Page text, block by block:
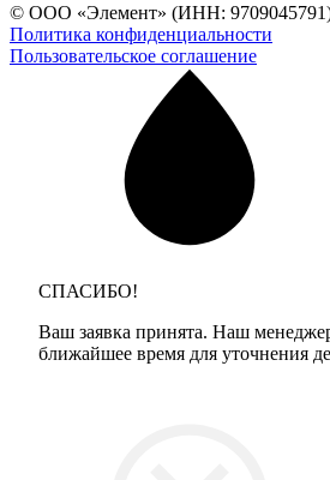
© ООО «Элемент» (ИНН:
Политика конфиденциальности
Пользовательское соглашение
СПАСИБО!
Ваш заявка принята. Наш
ближайшее время для уточнения